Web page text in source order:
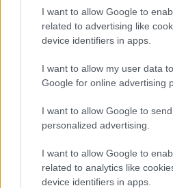
I want to allow Google to
related to advertising like
device identifiers in apps.
I want to allow my user data
Google for online advertising
I want to allow Google to
personalized advertising.
I want to allow Google to
related to analytics like
device identifiers in apps.
mobiltelefon
Pet-proto, az